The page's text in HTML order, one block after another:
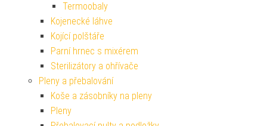
Termoobaly
Kojenecké láhve
Kojící polštáře
Parní hrnec s mixérem
Sterilizátory a ohřívače
Pleny a přebalování
Koše a zásobníky na pleny
Pleny